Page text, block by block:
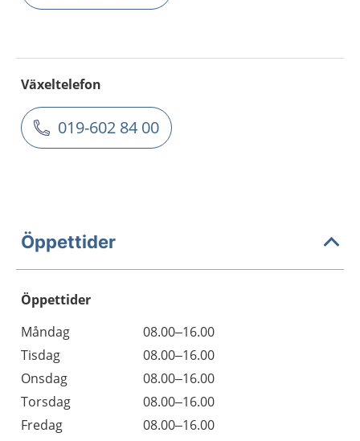
Växeltelefon
019-602 84 00
Öppettider
Öppettider
Dag
Öppettider
Kommentarer
Måndag
08.00–16.00
Tisdag
08.00–16.00
Onsdag
08.00–16.00
Torsdag
08.00–16.00
Fredag
08.00–16.00